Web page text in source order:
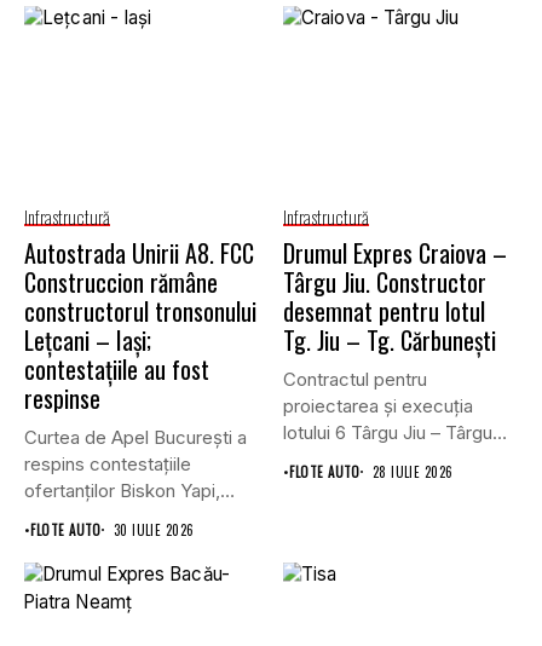
Infrastructură
Autostrada Unirii A8. FCC
Construccion rămâne
constructorul tronsonului
Lețcani – Iași;
contestațiile au fost
respinse
Curtea de Apel București a
respins contestațiile
ofertanților Biskon Yapi,
Straco și...
•FLOTE AUTO 30 IULIE 2026
Infrastructură
Drumul Expres Craiova –
Târgu Jiu. Constructor
desemnat pentru lotul
Tg. Jiu – Tg. Cărbunești
Contractul pentru
proiectarea și execuția
lotului 6 Târgu Jiu – Târgu
Cărbunești,...
•FLOTE AUTO 28 IULIE 2026